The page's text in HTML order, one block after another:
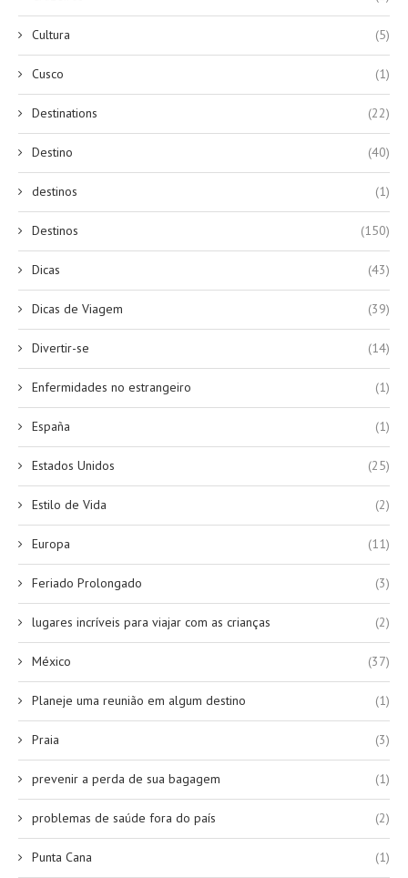
Cultura (5)
Cusco (1)
Destinations (22)
Destino (40)
destinos (1)
Destinos (150)
Dicas (43)
Dicas de Viagem (39)
Divertir-se (14)
Enfermidades no estrangeiro (1)
España (1)
Estados Unidos (25)
Estilo de Vida (2)
Europa (11)
Feriado Prolongado (3)
lugares incríveis para viajar com as crianças (2)
México (37)
Planeje uma reunião em algum destino (1)
Praia (3)
prevenir a perda de sua bagagem (1)
problemas de saúde fora do país (2)
Punta Cana (1)